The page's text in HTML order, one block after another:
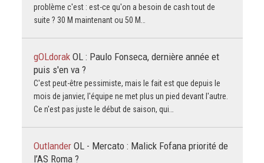
problème c'est : est-ce qu'on a besoin de cash tout de
suite ? 30 M maintenant ou 50 M…
gOLdorak OL : Paulo Fonseca, dernière année et
puis s'en va ?
C'est peut-être pessimiste, mais le fait est que depuis le
mois de janvier, l'équipe ne met plus un pied devant l'autre.
Ce n'est pas juste le début de saison, qui…
Outlander OL - Mercato : Malick Fofana priorité de
l’AS Roma ?